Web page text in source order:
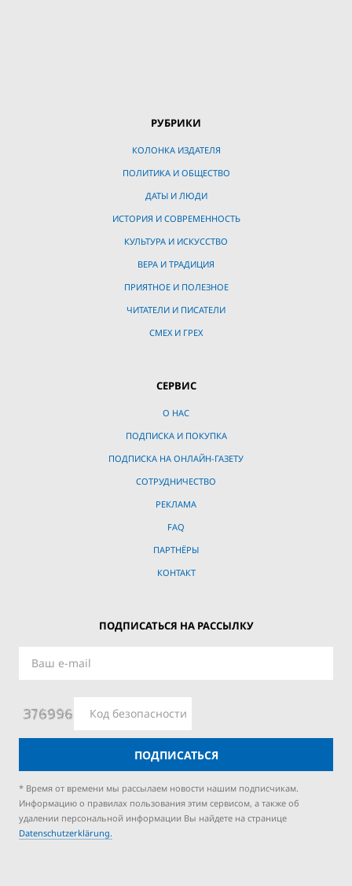
РУБРИКИ
КОЛОНКА ИЗДАТЕЛЯ
ПОЛИТИКА И ОБЩЕСТВО
ДАТЫ И ЛЮДИ
ИСТОРИЯ И СОВРЕМЕННОСТЬ
КУЛЬТУРА И ИСКУССТВО
ВЕРА И ТРАДИЦИЯ
ПРИЯТНОЕ И ПОЛЕЗНОЕ
ЧИТАТЕЛИ И ПИСАТЕЛИ
СМЕХ И ГРЕХ
СЕРВИС
О НАС
ПОДПИСКА И ПОКУПКА
ПОДПИСКА НА ОНЛАЙН-ГАЗЕТУ
СОТРУДНИЧЕСТВО
РЕКЛАМА
FAQ
ПАРТНЁРЫ
КОНТАКТ
ПОДПИСАТЬСЯ НА РАССЫЛКУ
ПОДПИСАТЬСЯ
* Время от времени мы рассылаем новости нашим подписчикам.
Информацию о правилах пользования этим сервисом, а также об
удалении персональной информации Вы найдете на странице
Datenschutzerklärung.